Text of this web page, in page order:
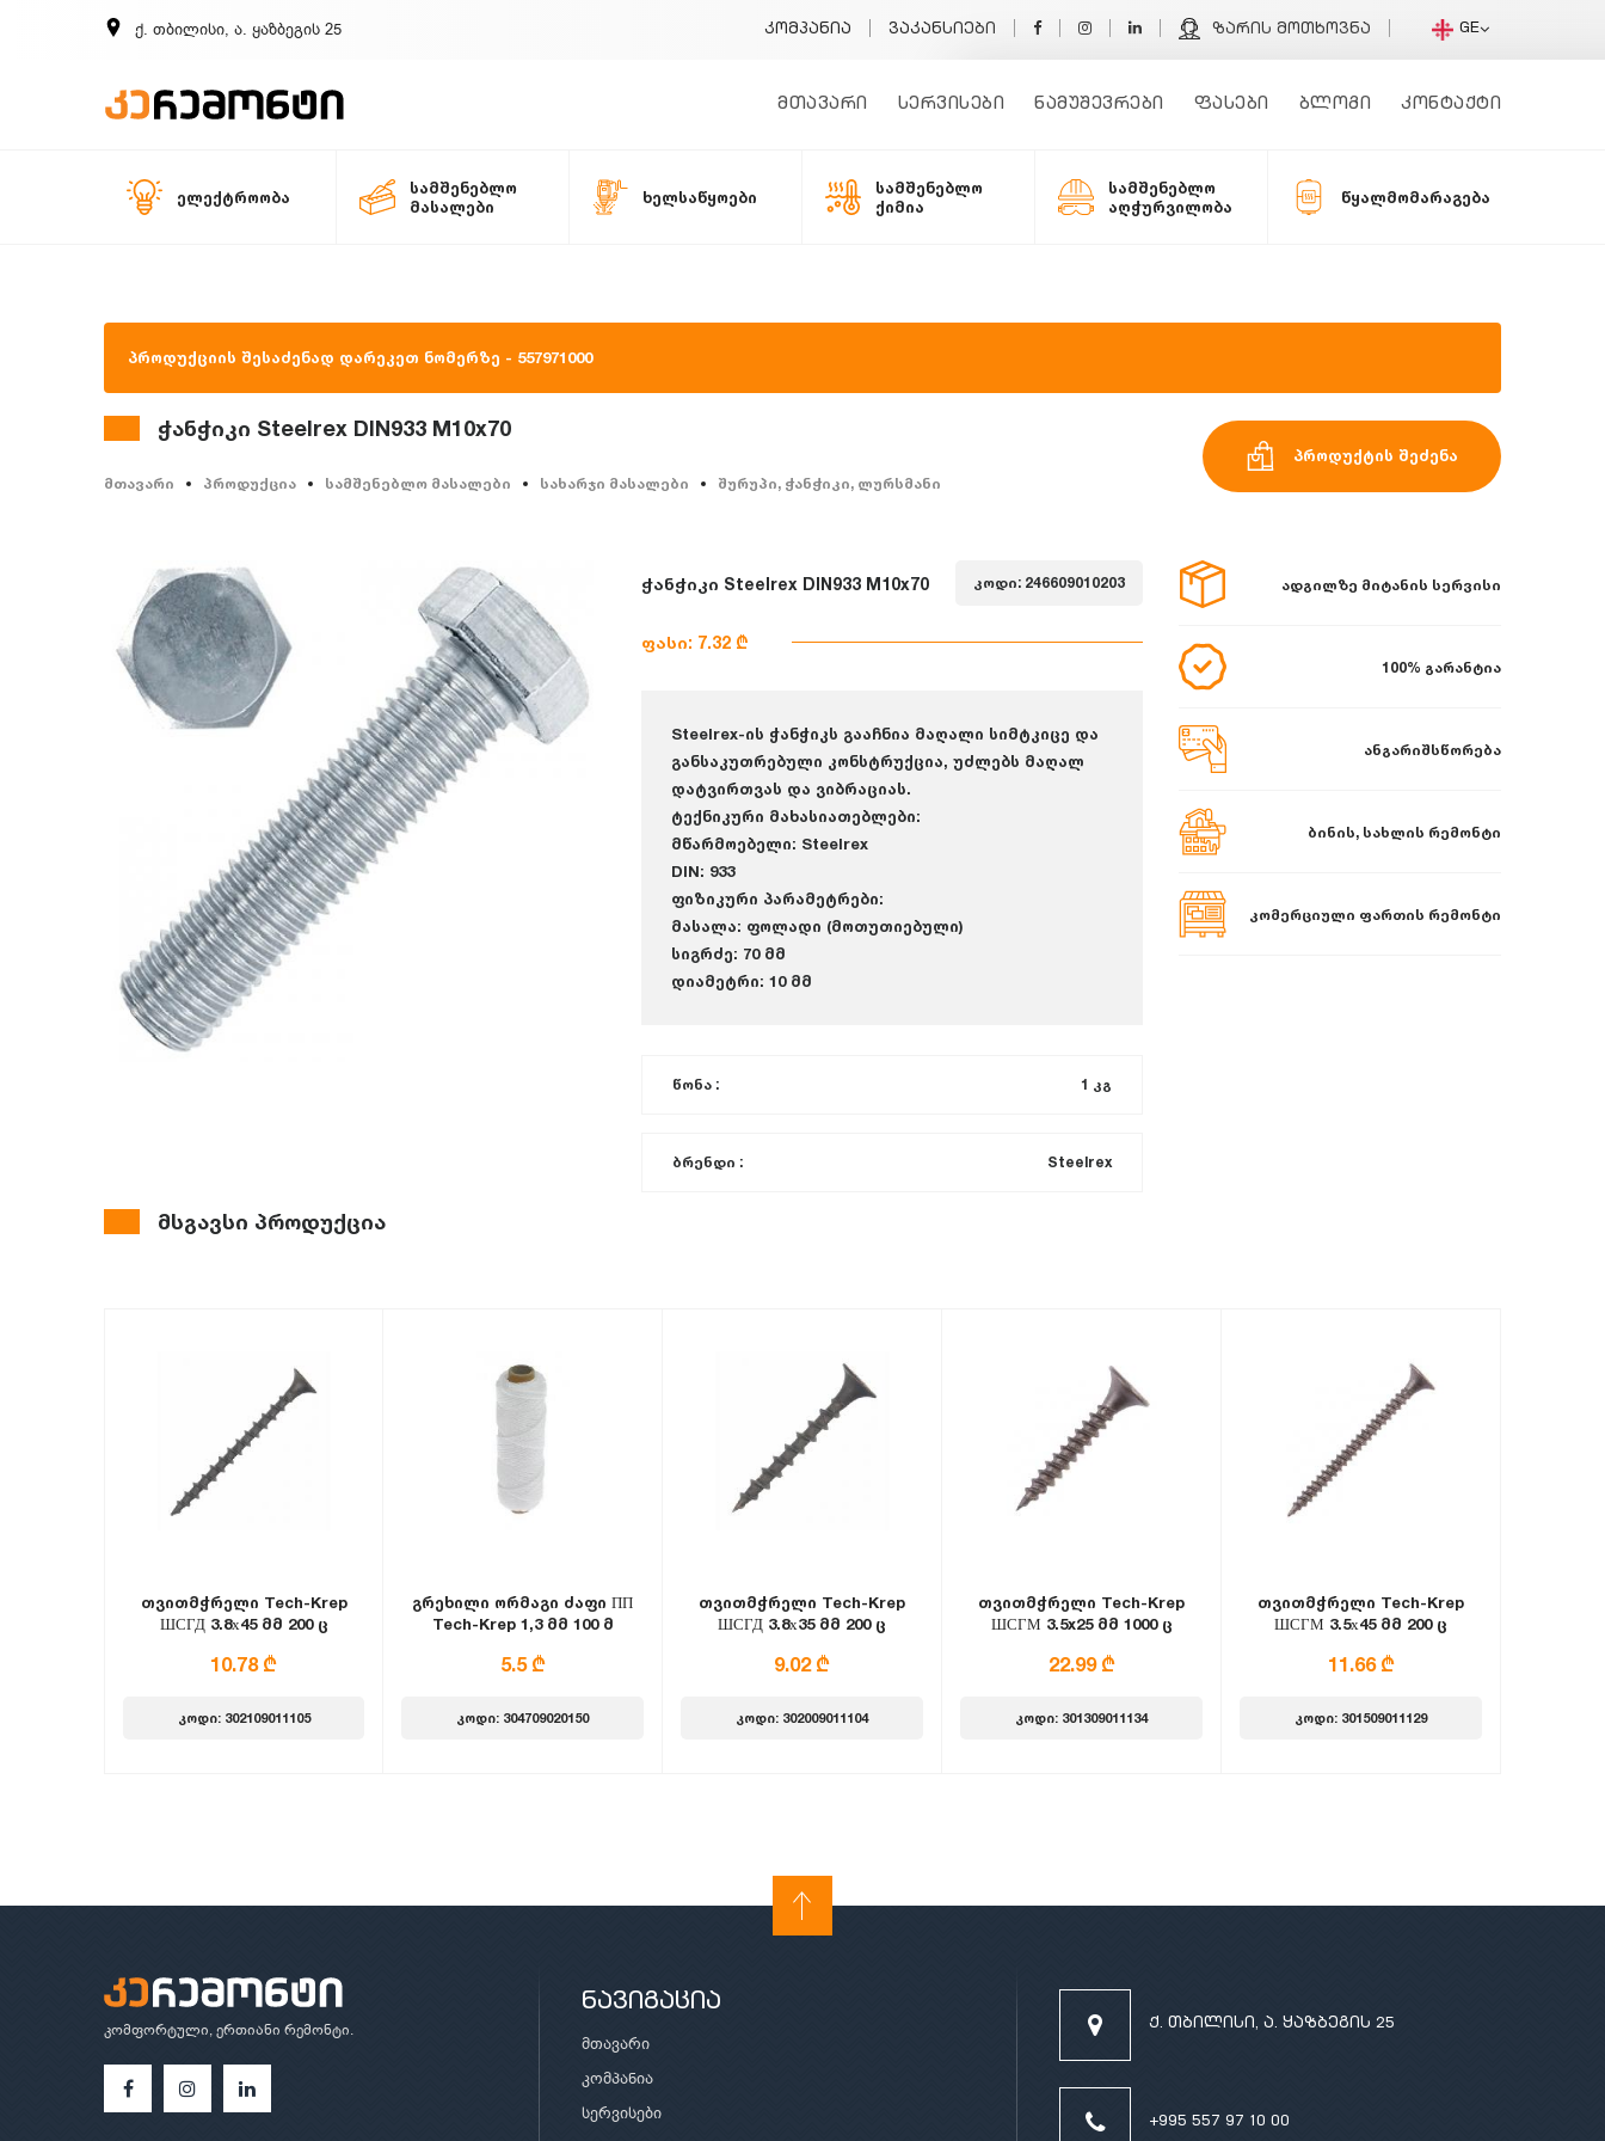
ქ. თბილისი, ა. ყაზბეგის 25 კომპანია ვაკანსიები ზარის მოთხოვნა GE
მთავარი სერვისები ნამუშევრები ფასები ბლოგი კონტაქტი
ელექტროობა
სამშენებლო
მასალები
ხელსაწყოები
სამშენებლო
ქიმია
სამშენებლო
აღჭურვილობა
წყალმომარაგება
პროდუქციის შესაძენად დარეკეთ ნომერზე - 557971000
ჭანჭიკი Steelrex DIN933 M10x70
მთავარი პროდუქცია სამშენებლო მასალები სახარჯი მასალები შურუპი, ჭანჭიკი, ლურსმანი
პროდუქტის შეძენა
ჭანჭიკი Steelrex DIN933 M10x70 კოდი: 246609010203
ფასი: 7.32 ₾
Steelrex-ის ჭანჭიკს გააჩნია მაღალი სიმტკიცე და
განსაკუთრებული კონსტრუქცია, უძლებს მაღალ
დატვირთვას და ვიბრაციას.
ტექნიკური მახასიათებლები:
მწარმოებელი: Steelrex
DIN: 933
ფიზიკური პარამეტრები:
მასალა: ფოლადი (მოთუთიებული)
სიგრძე: 70 მმ
დიამეტრი: 10 მმ
წონა : 1 კგ
ბრენდი : Steelrex
ადგილზე მიტანის სერვისი
100% გარანტია
ანგარიშსწორება
ბინის, სახლის რემონტი
კომერციული ფართის რემონტი
მსგავსი პროდუქცია
თვითმჭრელი Tech-Krep
ШСГД 3.8х45 მმ 200 ც
10.78 ₾
კოდი: 302109011105
გრეხილი ორმაგი ძაფი ПП
Tech-Krep 1,3 მმ 100 მ
5.5 ₾
კოდი: 304709020150
თვითმჭრელი Tech-Krep
ШСГД 3.8х35 მმ 200 ც
9.02 ₾
კოდი: 302009011104
თვითმჭრელი Tech-Krep
ШСГМ 3.5x25 მმ 1000 ც
22.99 ₾
კოდი: 301309011134
თვითმჭრელი Tech-Krep
ШСГМ 3.5х45 მმ 200 ც
11.66 ₾
კოდი: 301509011129
კომფორტული, ერთიანი რემონტი.
ნავიგაცია
მთავარი
კომპანია
სერვისები
ქ. თბილისი, ა. ყაზბეგის 25
+995 557 97 10 00